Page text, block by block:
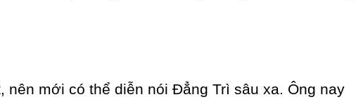
mới có thể diễn nói Đẳng Trì sâu xa. Ông nay